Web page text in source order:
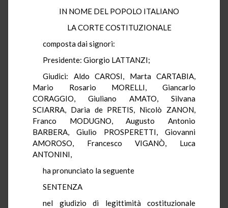
IN NOME DEL POPOLO ITALIANO
LA CORTE COSTITUZIONALE
composta dai signori:
Presidente: Giorgio LATTANZI;
Giudici: Aldo CAROSI, Marta CARTABIA,
Mario Rosario MORELLI, Giancarlo
CORAGGIO, Giuliano AMATO, Silvana
SCIARRA, Daria de PRETIS, Nicolò ZANON,
Franco MODUGNO, Augusto Antonio
BARBERA, Giulio PROSPERETTI, Giovanni
AMOROSO, Francesco VIGANÒ, Luca
ANTONINI,
ha pronunciato la seguente
SENTENZA
nel giudizio di legittimità costituzionale